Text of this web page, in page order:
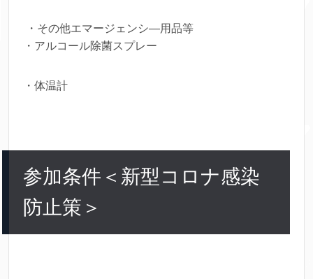
・その他エマージェンシ―用品等
・アルコール除菌スプレー
・体温計
参加条件＜新型コロナ感染
防止策＞